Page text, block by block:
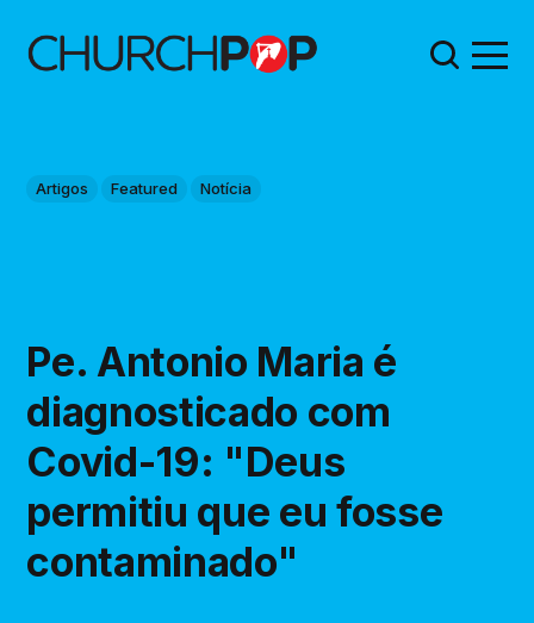
Artigos Featured Notícia
Pe. Antonio Maria é
diagnosticado com
Covid-19: "Deus
permitiu que eu fosse
contaminado"